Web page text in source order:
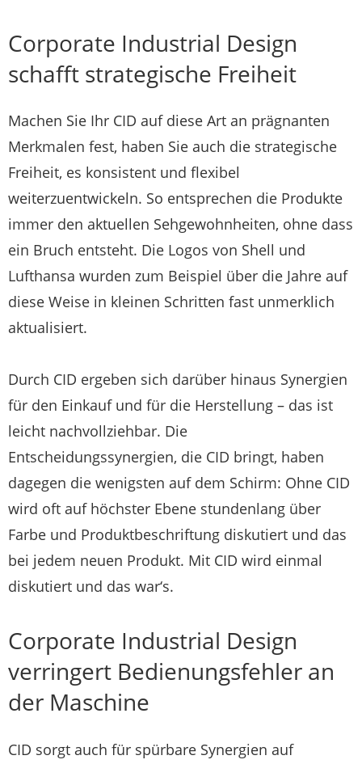
Corporate Industrial Design
schafft strategische Freiheit
Machen Sie Ihr CID auf diese Art an prägnanten
Merkmalen fest, haben Sie auch die strategische
Freiheit, es konsistent und flexibel
weiterzuentwickeln. So entsprechen die Produkte
immer den aktuellen Sehgewohnheiten, ohne dass
ein Bruch entsteht. Die Logos von Shell und
Lufthansa wurden zum Beispiel über die Jahre auf
diese Weise in kleinen Schritten fast unmerklich
aktualisiert.
Durch CID ergeben sich darüber hinaus Synergien
für den Einkauf und für die Herstellung – das ist
leicht nachvollziehbar. Die
Entscheidungssynergien, die CID bringt, haben
dagegen die wenigsten auf dem Schirm: Ohne CID
wird oft auf höchster Ebene stundenlang über
Farbe und Produktbeschriftung diskutiert und das
bei jedem neuen Produkt. Mit CID wird einmal
diskutiert und das war‘s.
Corporate Industrial Design
verringert Bedienungsfehler an
der Maschine
CID sorgt auch für spürbare Synergien auf